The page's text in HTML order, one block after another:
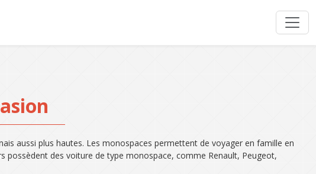
aussi plus hautes. Les monospaces permettent de voyager en famille en
des voiture de type monospace, comme Renault, Peugeot,